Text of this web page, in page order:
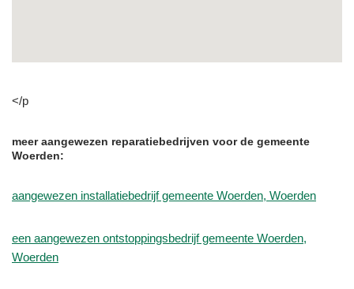
</p
meer aangewezen reparatiebedrijven voor de gemeente
Woerden:
aangewezen installatiebedrijf gemeente Woerden, Woerden
een aangewezen ontstoppingsbedrijf gemeente Woerden,
Woerden